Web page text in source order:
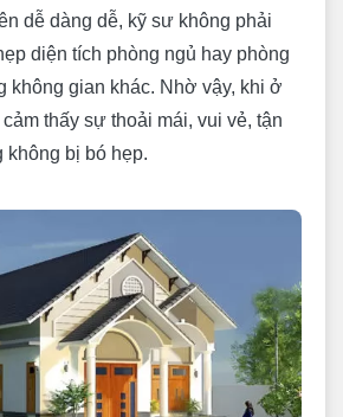
dễ dàng dễ, kỹ sư không phải
diện tích phòng ngủ hay phòng
không gian khác. Nhờ vậy, khi ở
thấy sự thoải mái, vui vẻ, tận
không bị bó hẹp.